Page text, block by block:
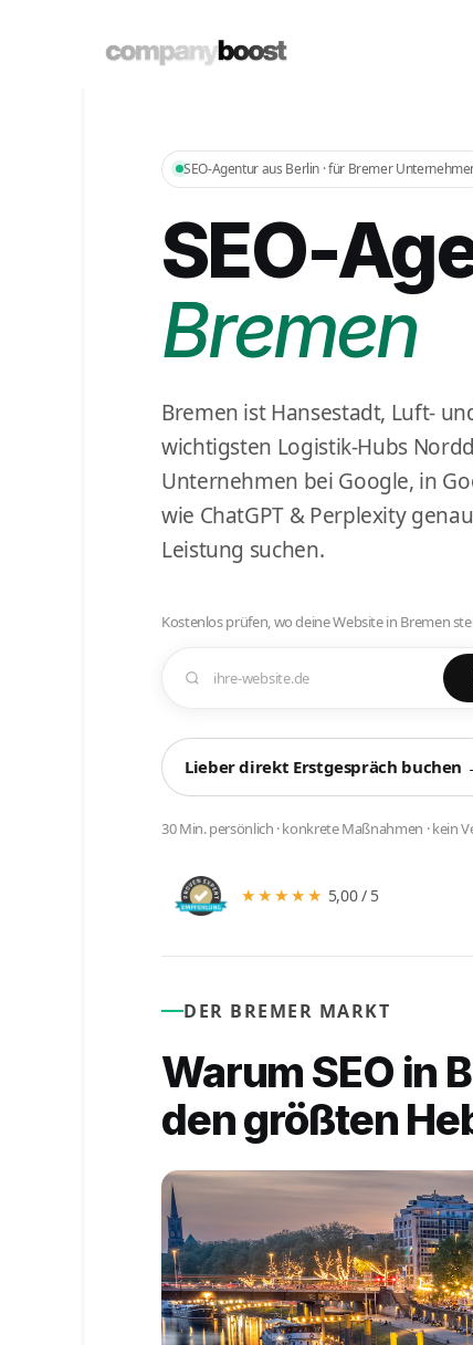
SEO-Agentur aus Berlin · für Bremer
SEO-
Bremen
Bremen ist Hansestadt, Luft-
wichtigsten Logistik-Hubs
Unternehmen bei Google, in
wie ChatGPT & Perplexity
Leistung suchen.
Kostenlos prüfen, wo deine Website in Bremen
Lieber direkt Erstgespräch buchen
30 Min. persönlich · konkrete Maßnahmen · kein
★★★★★ 5,00 / 5
DER BREMER MARKT
Warum SEO in
den größten